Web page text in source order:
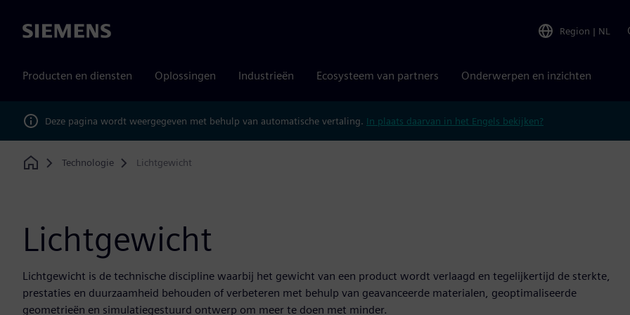
Siemens Region | NL
Producten en diensten Oplossingen Industrieën Ecosysteem van partners Onderwerpen en inzichten
Deze pagina wordt weergegeven met behulp van automatische vertaling. In plaats daarvan in het Engels bekijken?
Home
Technologie Lichtgewicht
Lichtgewicht
Lichtgewicht is de technische discipline waarbij het gewicht van een product wordt verlaagd en tegelijkertijd de sterkte,
prestaties en duurzaamheid behouden of verbeteren met behulp van geavanceerde materialen, geoptimaliseerde
geometrieën en simulatiegestuurd ontwerp om meer te doen met minder.